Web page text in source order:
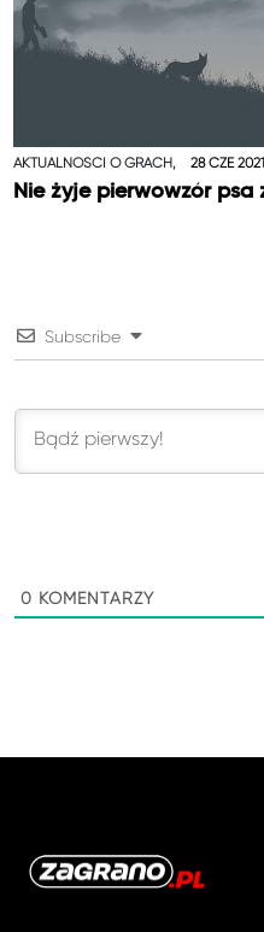
AKTUALNOŚCI O GRACH, 28 CZE 2021
Nie żyje pierwowzór psa
Subscribe
0 KOMENTARZY